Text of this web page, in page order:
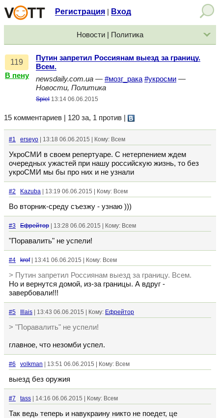
Регистрация Вход
Новости | Политика
119
В пену
Путин запретил Россиянам выезд за границу.
Всем.
newsdaily.com.ua — #мозг_рака #укросми —
Новости, Политика
Spiel 13:14 06.06.2015
15 комментариев | 120 за, 1 против
#1 erseyo | 13:18 06.06.2015 | Кому: Всем
УкроСМИ в своем репертуаре. С нетерпением ждем
очередных ужастей при нашу российскую жизнь, то без
укроСМИ мы бы про них и не узнали
#2 Kazuba | 13:19 06.06.2015 | Кому: Всем
Во вторник-среду съезжу - узнаю )))
#3 Ефрейтор | 13:28 06.06.2015 | Кому: Всем
"Поравалить" не успели!
#4 krof| 13:41 06.06.2015 | Кому: Всем
> Путин запретил Россиянам выезд за границу. Всем.
Но и вернутся домой, из-за границы. А вдруг -
завербовали!!!
#5 Illais | 13:43 06.06.2015 | Кому: Ефрейтор
> "Поравалить" не успели!
главное, что незомби успел.
#6 volkman | 13:51 06.06.2015 | Кому: Всем
выезд без оружия
#7 tass | 14:16 06.06.2015 | Кому: Всем
Так ведь теперь и навукраину никто не поедет, це